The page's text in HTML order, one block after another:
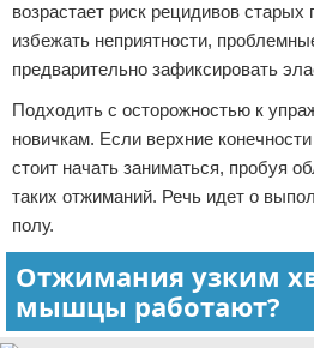
возрастает риск рецидивов
избежать неприятности,
предварительно зафиксировать
Подходить с осторожностью к
новичкам. Если верхние
стоит начать заниматься, пробуя
таких отжиманий. Речь идет о
полу.
Отжимания узким
мышцы работают?